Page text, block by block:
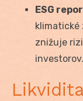
ESG
klimatické
znižuje
investorov.